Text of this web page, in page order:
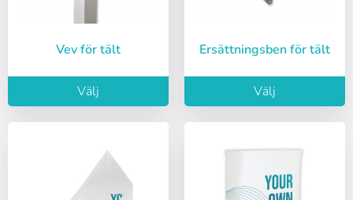
Vev för tält
Välj
Ersättningsben för tält
Välj